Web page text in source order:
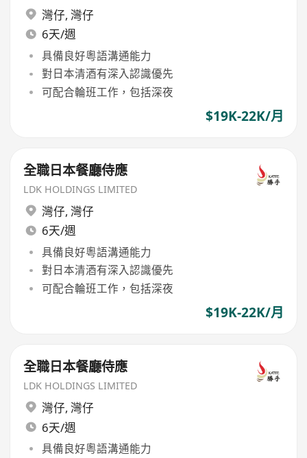
灣仔, 灣仔
6天/週
具備良好粵語溝通能力
對日本清酒有深入認識優先
可配合輪班工作，包括深夜
$19K-22K/月
全職日本餐廳侍應
LDK HOLDINGS LIMITED
灣仔, 灣仔
6天/週
具備良好粵語溝通能力
對日本清酒有深入認識優先
可配合輪班工作，包括深夜
$19K-22K/月
全職日本餐廳侍應
LDK HOLDINGS LIMITED
灣仔, 灣仔
6天/週
具備良好粵語溝通能力